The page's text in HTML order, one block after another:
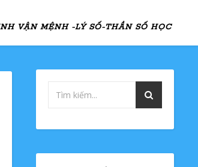
VẬN MỆNH -LÝ SỐ-THẦN SỐ HỌC